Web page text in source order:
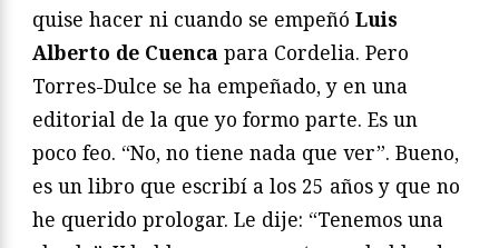
quise hacer ni cuando se empeñó Luis
Alberto de Cuenca para Cordelia. Pero
Torres-Dulce se ha empeñado, y en una
editorial de la que yo formo parte. Es un
poco feo. “No, no tiene nada que ver”. Bueno,
es un libro que escribí a los 25 años y que no
he querido prologar. Le dije: “Tenemos una